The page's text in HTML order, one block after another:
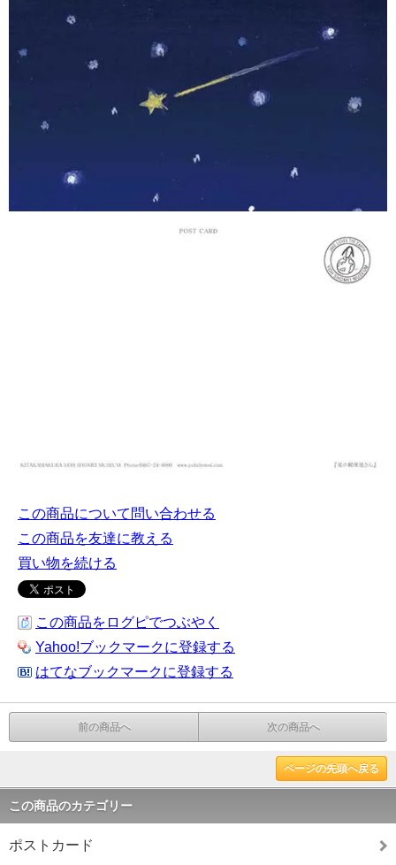
この商品について問い合わせる
この商品を友達に教える
買い物を続ける
この商品をログピでつぶやく
Yahoo!ブックマークに登録する
はてなブックマークに登録する
前の商品へ 次の商品へ
ページの先頭へ戻る
この商品のカテゴリー
ポストカード